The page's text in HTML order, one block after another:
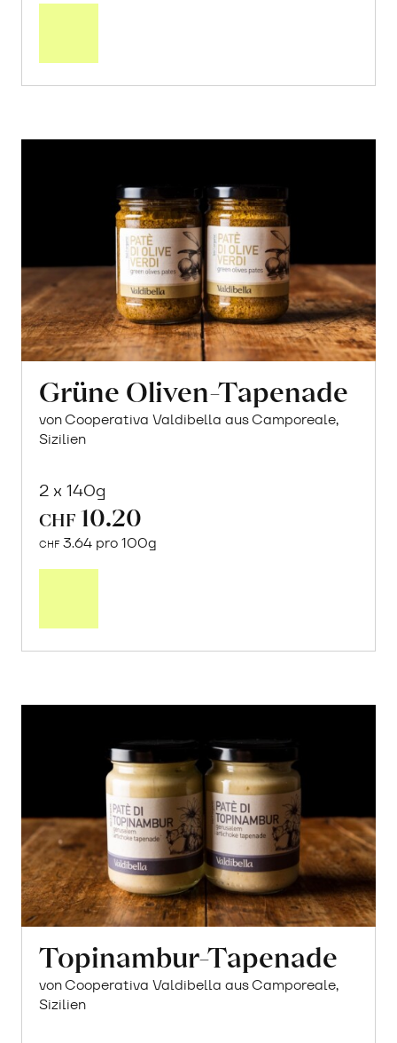
Grüne Oliven-Tapenade
von Cooperativa Valdibella aus Camporeale,
Sizilien
2 x 140g
CHF 10.20
CHF 3.64 pro 100g
Topinambur-Tapenade
von Cooperativa Valdibella aus Camporeale,
Sizilien